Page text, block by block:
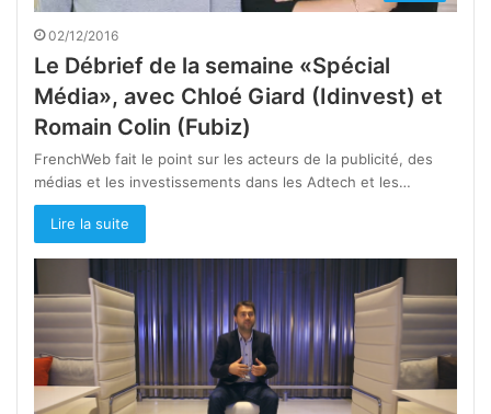
02/12/2016
Le Débrief de la semaine «Spécial
Média», avec Chloé Giard (Idinvest) et
Romain Colin (Fubiz)
FrenchWeb fait le point sur les acteurs de la publicité, des
médias et les investissements dans les Adtech et les…
Lire la suite